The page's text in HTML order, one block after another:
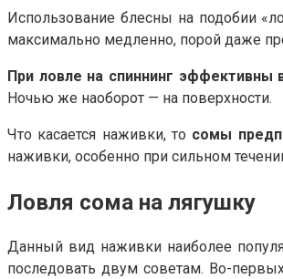
Использование блесны на подобии
максимально медленно, порой даже
При ловле на спиннинг эффективны
Ночью же наоборот — на поверхности.
Что касается наживки, то сомы
наживки, особенно при сильном
Ловля сома на лягушку
Данный вид наживки наиболее
последовать двум советам. Во-